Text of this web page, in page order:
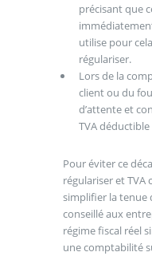
précisant que
utilise pour
régulariser.
Lors de la
client ou du
d’attente et
TVA déductible
Pour éviter ce
régulariser et
simplifier la tenue
conseillé aux
régime fiscal réel
une comptabilité